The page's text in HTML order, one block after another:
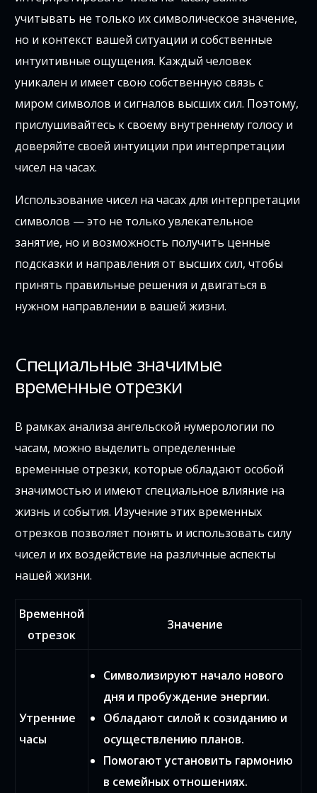
учитывать не только их символическое значение,
но и контекст вашей ситуации и собственные
интуитивные ощущения. Каждый человек
уникален и имеет свою собственную связь с
миром символов и сигналов высших сил. Поэтому,
прислушивайтесь к своему внутреннему голосу и
доверяйте своей интуиции при интерпретации
чисел на часах.
Использование чисел на часах для интерпретации
символов — это не только увлекательное
занятие, но и возможность получить ценные
подсказки и направления от высших сил, чтобы
принять правильные решения и двигаться в
нужном направлении в вашей жизни.
Специальные значимые
временные отрезки
В рамках анализа ангельской нумерологии по
часам, можно выделить определенные
временные отрезки, которые обладают особой
значимостью и имеют специальное влияние на
жизнь и события. Изучение этих временных
отрезков позволяет понять и использовать силу
чисел и их воздействие на различные аспекты
нашей жизни.
Временной
отрезок
Значение
Утренние
часы
Символизируют начало нового
дня и пробуждение энергии.
Обладают силой к созиданию и
осуществлению планов.
Помогают установить гармонию
в семейных отношениях.